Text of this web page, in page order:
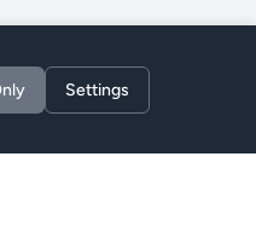
Settings